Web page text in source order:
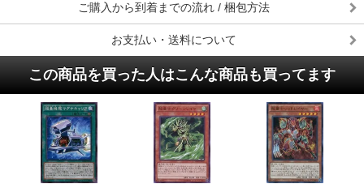
ご購入から到着までの流れ / 梱包方法
お支払い・送料について
この商品を買った人はこんな商品も買ってます